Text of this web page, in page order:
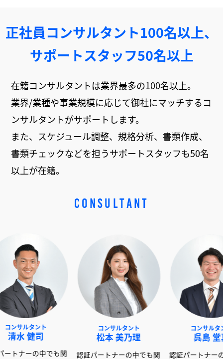
正社員コンサルタント100名以上、
サポートスタッフ50名以上
在籍コンサルタントは業界最多の100名以上。
業界/業種や事業規模に応じて御社にマッチするコ
ンサルタントがサポートします。
また、スケジュール調整、規格分析、書類作成、
書類チェックなどを担うサポートスタッフも50名
以上が在籍。
CONSULTANT
ト
でも関
コンサルタント
松本 美乃理
認証パートナーの中でも関
コンサルタント
認証パートナーの中でも関